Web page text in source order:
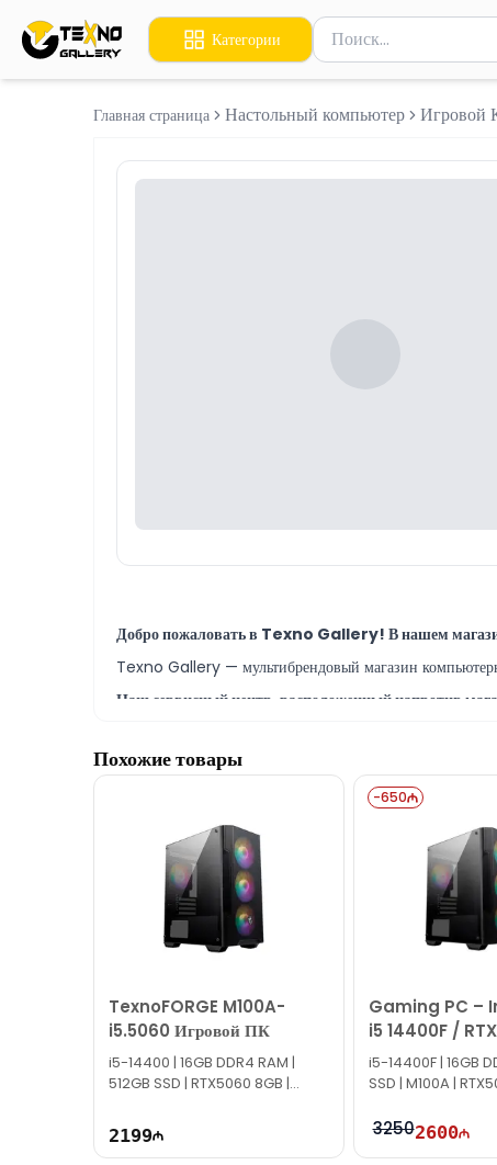
Категории
Поиск товаров
Введите минимум 2
Главная страница Настольный компьютер Игровой
Добро пожаловать в Texno Gallery! В нашем
Texno Gallery — мультибрендовый магазин
Наш сервисный центр, расположенный напротив
Модель TexnoGallerySevenhero K05 H610M-
Наш адрес находится в 150 метрах от ТЦ 28 Mall.
По всем вопросам, связанным с игровыми ПК от
Если вам нужна помощь с выбором, наши специалисты
Мы всегда готовы ответить на все вопросы по
Вне рабочего времени вы можете связаться с нами
Похожие товары
TexnoFORGE M100A-
i5.5060 Игровой ПК
i5-14400 | 16GB DDR4 RAM |
512GB SSD | RTX5060 8GB |
2199
-650
Gaming PC –
i5 14400F /
16GB / 1TB
i5-14400F | 16GB
SSD | M100A |
32502600